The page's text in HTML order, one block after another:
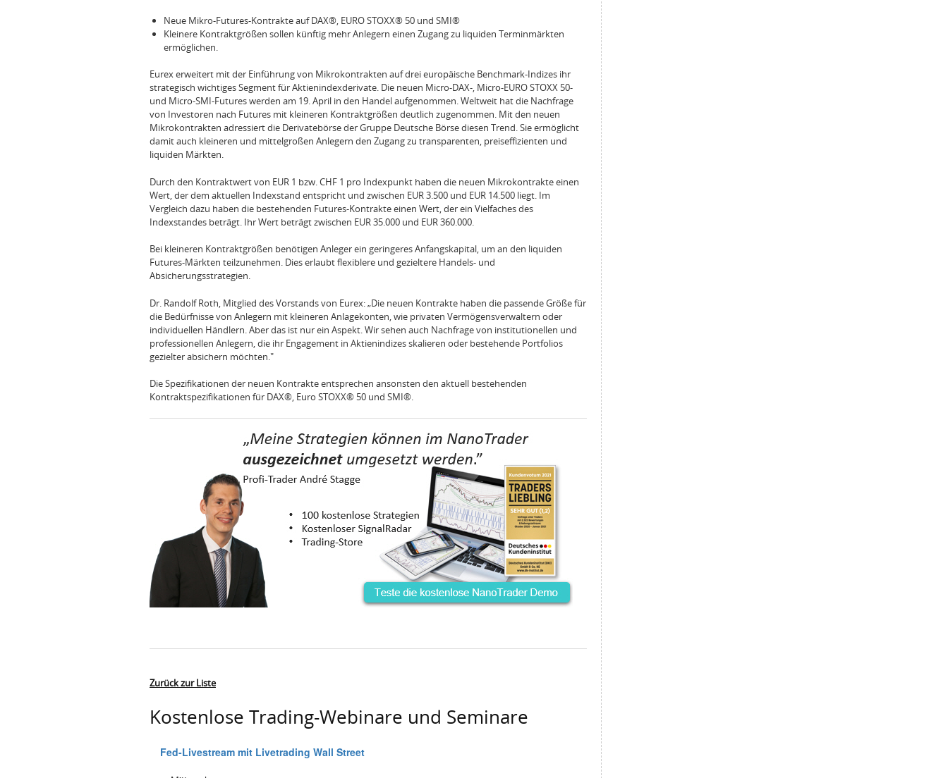
Neue Mikro-Futures-Kontrakte auf DAX®, EURO STOXX® 50 und SMI®
Kleinere Kontraktgrößen sollen künftig mehr Anlegern einen Zugang zu liquiden Terminmärkten
ermöglichen.
Eurex erweitert mit der Einführung von Mikrokontrakten auf drei europäische Benchmark-Indizes ihr
strategisch wichtiges Segment für Aktienindexderivate. Die neuen Micro-DAX-, Micro-EURO STOXX 50-
und Micro-SMI-Futures werden am 19. April in den Handel aufgenommen. Weltweit hat die Nachfrage
von Investoren nach Futures mit kleineren Kontraktgrößen deutlich zugenommen. Mit den neuen
Mikrokontrakten adressiert die Derivatebörse der Gruppe Deutsche Börse diesen Trend. Sie ermöglicht
damit auch kleineren und mittelgroßen Anlegern den Zugang zu transparenten, preiseffizienten und
liquiden Märkten.
Durch den Kontraktwert von EUR 1 bzw. CHF 1 pro Indexpunkt haben die neuen Mikrokontrakte einen
Wert, der dem aktuellen Indexstand entspricht und zwischen EUR 3.500 und EUR 14.500 liegt. Im
Vergleich dazu haben die bestehenden Futures-Kontrakte einen Wert, der ein Vielfaches des
Indexstandes beträgt. Ihr Wert beträgt zwischen EUR 35.000 und EUR 360.000.
Bei kleineren Kontraktgrößen benötigen Anleger ein geringeres Anfangskapital, um an den liquiden
Futures-Märkten teilzunehmen. Dies erlaubt flexiblere und gezieltere Handels- und
Absicherungsstrategien.
Dr. Randolf Roth, Mitglied des Vorstands von Eurex: „Die neuen Kontrakte haben die passende Größe für
die Bedürfnisse von Anlegern mit kleineren Anlagekonten, wie privaten Vermögensverwaltern oder
individuellen Händlern. Aber das ist nur ein Aspekt. Wir sehen auch Nachfrage von institutionellen und
professionellen Anlegern, die ihr Engagement in Aktienindizes skalieren oder bestehende Portfolios
gezielter absichern möchten."
Die Spezifikationen der neuen Kontrakte entsprechen ansonsten den aktuell bestehenden
Kontraktspezifikationen für DAX®, Euro STOXX® 50 und SMI®.
Zurück zur Liste
Kostenlose Trading-Webinare und Seminare